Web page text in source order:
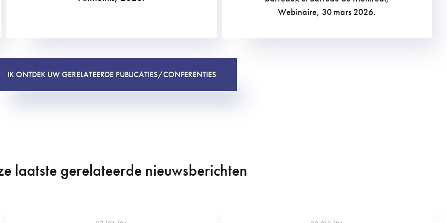
Webinaire, 30 mars 2026.
IK ONTDEK UW GERELATEERDE PUBLICATIES/CONFERENTIES
laatste gerelateerde nieuwsberichten